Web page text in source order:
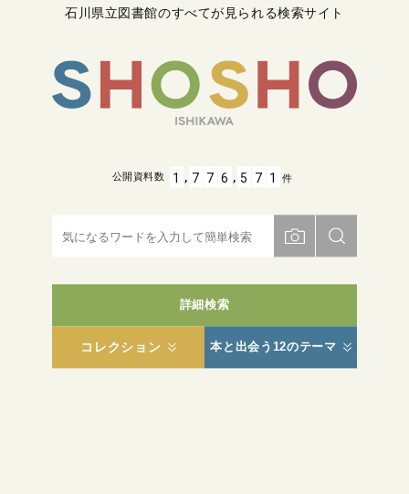
石川県立図書館のすべてが見られる検索サイト
詳細検索
コレクション 本と出会う12のテーマ
公開資料数 1 , 7 7 6 , 5 7 1 件